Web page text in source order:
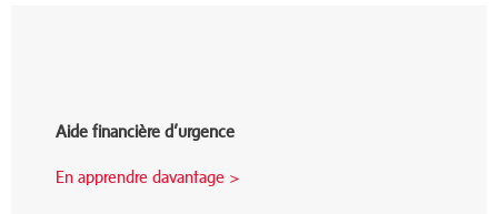
Aide financière d’urgence
En apprendre davantage >